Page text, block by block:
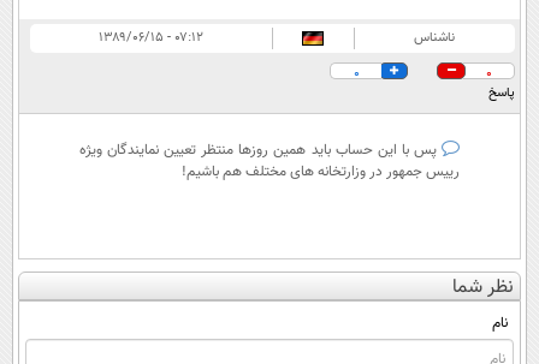
ناشناس
۰۷:۱۲ - ۱۳۸۹/۰۶/۱۵
0
0
پاسخ
پس با این حساب باید همین روزها منتظر تعیین نمایندگان ویژه
رییس جمهور در وزارتخانه های مختلف هم باشیم!
نظر شما
نام